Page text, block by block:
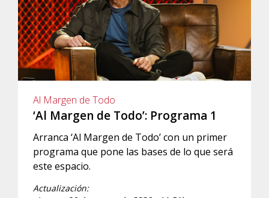
Al Margen de Todo
‘Al Margen de Todo’: Programa 1
Arranca ‘Al Margen de Todo’ con un primer
programa que pone las bases de lo que será
este espacio.
Actualización: